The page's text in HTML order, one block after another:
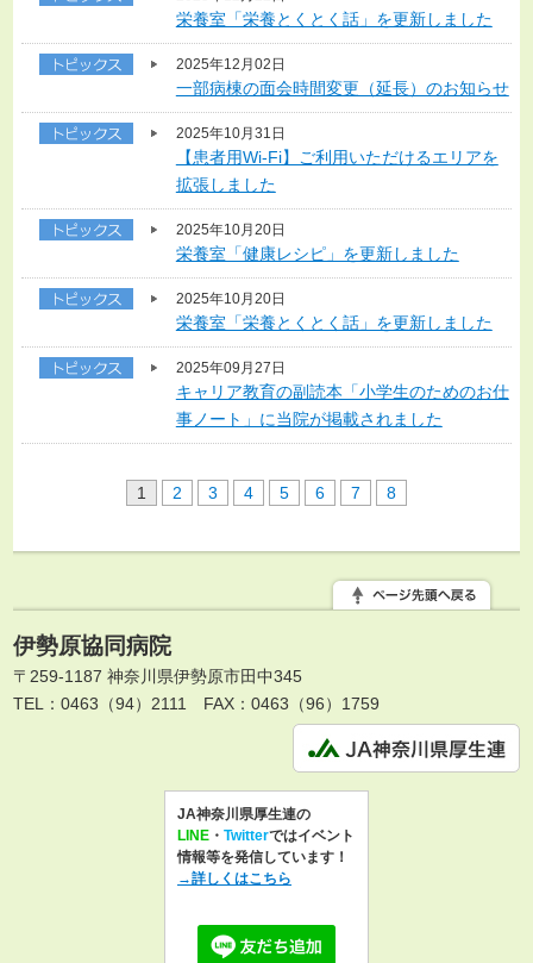
栄養室「栄養とくとく話」を更新しました
2025年12月02日
一部病棟の面会時間変更（延長）のお知らせ
2025年10月31日
【患者用Wi-Fi】ご利用いただけるエリアを
拡張しました
2025年10月20日
栄養室「健康レシピ」を更新しました
2025年10月20日
栄養室「栄養とくとく話」を更新しました
2025年09月27日
キャリア教育の副読本「小学生のためのお仕
事ノート」に当院が掲載されました
1 2 3 4 5 6 7 8
伊勢原協同病院
〒259-1187 神奈川県伊勢原市田中345
TEL：0463（94）2111
FAX：0463（96）1759
JA神奈川県厚生連の
LINE ・ Twitterではイベント
情報等を発信しています！
→詳しくはこちら